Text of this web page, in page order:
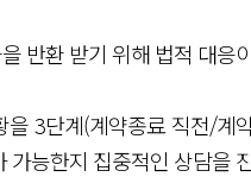
반환 받기 위해 법적 대응
3단계(계약종료 직전/계
가능한지 집중적인 상담을